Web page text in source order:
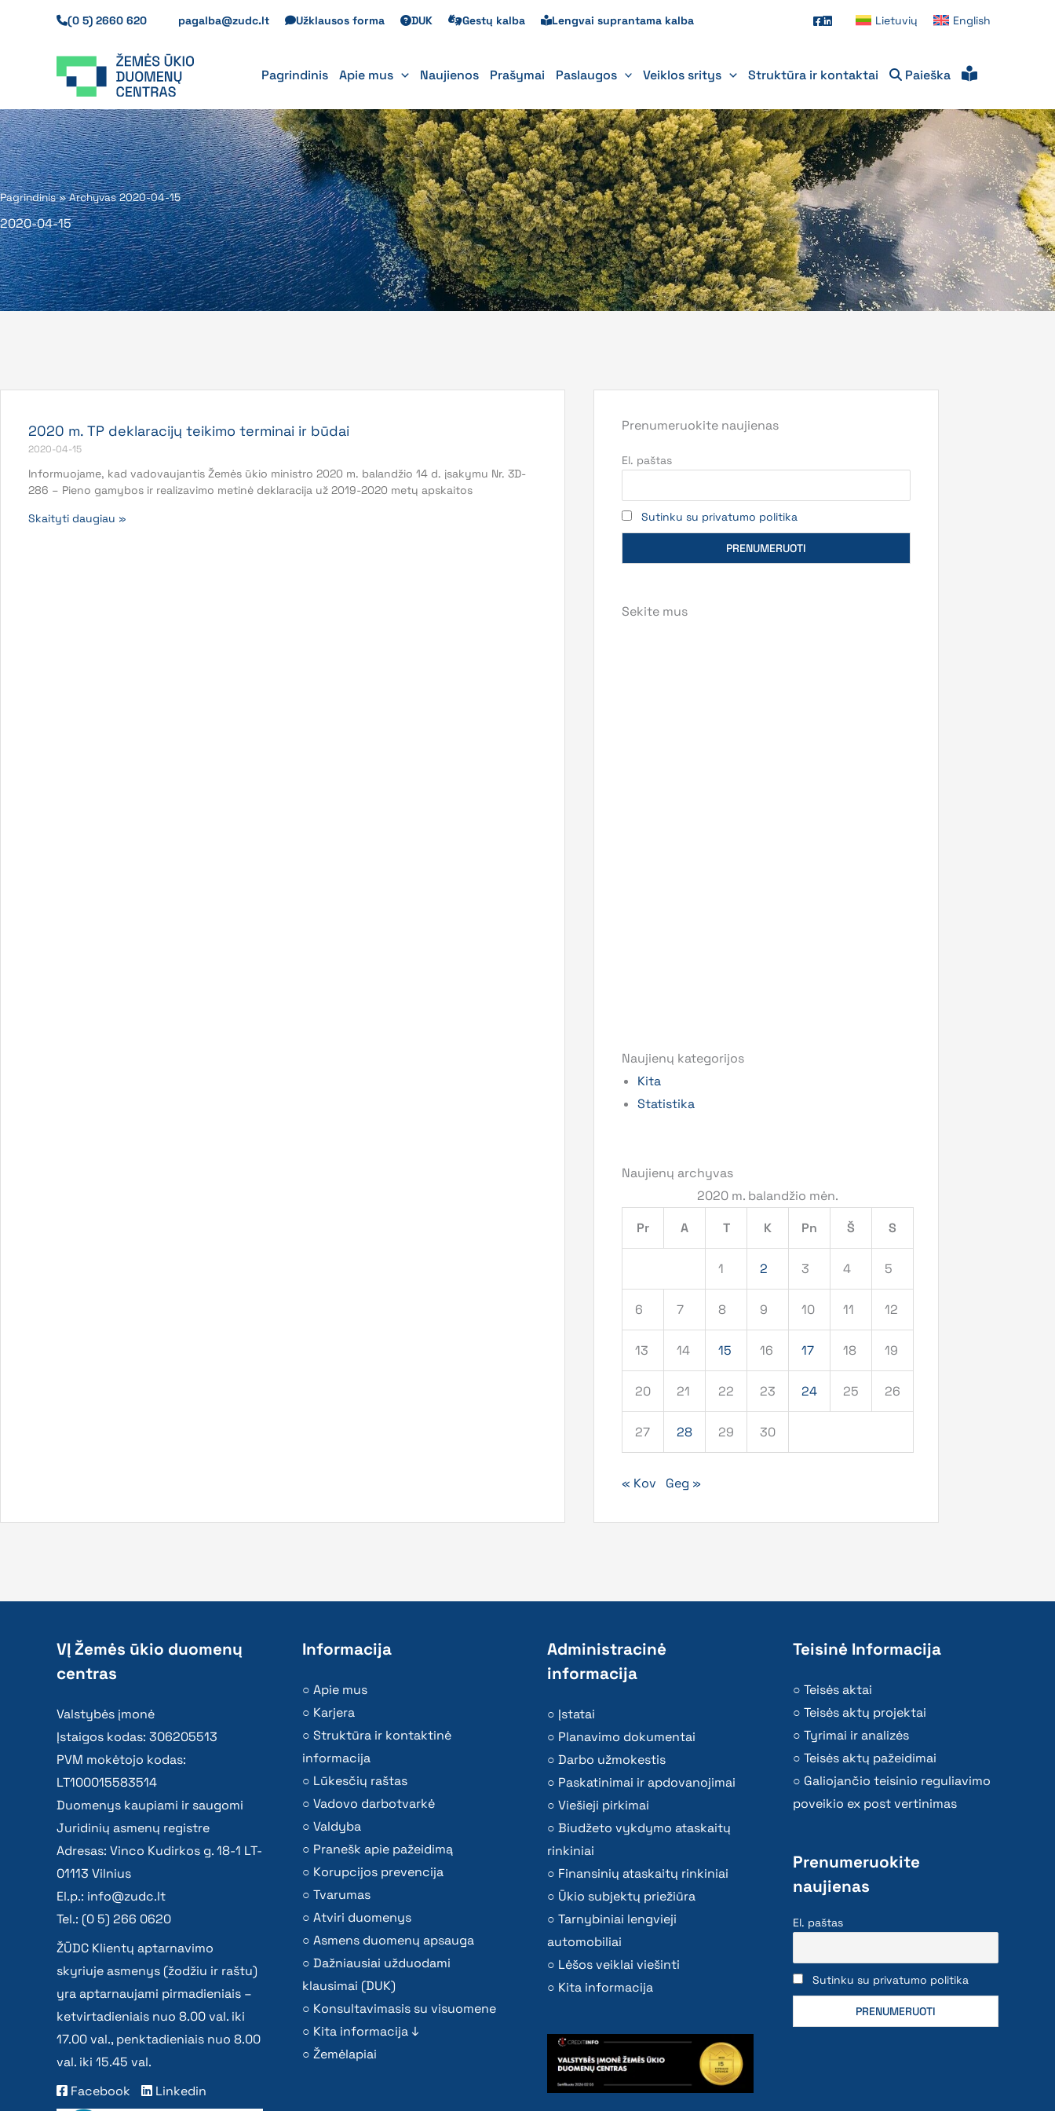
(0 5) 2660 620 pagalba@zudc.lt Užklausos forma DUK Gestų kalba Lengvai suprantama kalba Lietuvių English
Pagrindinis Apie mus Naujienos Prašymai Paslaugos Veiklos sritys Struktūra ir kontaktai Paieška
Pagrindinis»Archyvas 2020-04-15
2020-04-15
2020 m. TP deklaracijų teikimo terminai ir būdai
2020-04-15
Informuojame, kad vadovaujantis Žemės ūkio ministro 2020 m. balandžio 14 d. įsakymu Nr. 3D-
286 – Pieno gamybos ir realizavimo metinė deklaracija už 2019-2020 metų apskaitos
Skaityti daugiau »
Prenumeruokite naujienas
El. paštas
Sutinku su privatumo politika
Sekite mus
Naujienų kategorijos
Kita
Statistika
Naujienų archyvas
2020 m. balandžio mėn.
Pr
A T K Pn Š S
1 2 3 4 5
6 7 8 9 10 11 12
13 14 15 16 17 18 19
20 21 22 23 24 25 26
27 28 29 30
« Kov Geg »
VĮ Žemės ūkio duomenų
centras
Valstybės įmonė
Įstaigos kodas: 306205513
PVM mokėtojo kodas:
LT100015583514
Duomenys kaupiami ir saugomi
Juridinių asmenų registre
Adresas: Vinco Kudirkos g. 18-1 LT-
01113 Vilnius
El.p.: info@zudc.lt
Tel.: (0 5) 266 0620
ŽŪDC Klientų aptarnavimo
skyriuje asmenys (žodžiu ir raštu)
yra aptarnaujami pirmadieniais –
ketvirtadieniais nuo 8.00 val. iki
17.00 val., penktadieniais nuo 8.00
val. iki 15.45 val.
Facebook
Linkedin
Informacija
Apie mus
Karjera
Struktūra ir kontaktinė
informacija
Lūkesčių raštas
Vadovo darbotvarkė
Valdyba
Pranešk apie pažeidimą
Korupcijos prevencija
Tvarumas
Atviri duomenys
Asmens duomenų apsauga
Dažniausiai užduodami
klausimai (DUK)
Konsultavimasis su visuomene
Kita informacija ↓
Žemėlapiai
Administracinė
informacija
Įstatai
Planavimo dokumentai
Darbo užmokestis
Paskatinimai ir apdovanojimai
Viešieji pirkimai
Biudžeto vykdymo ataskaitų
rinkiniai
Finansinių ataskaitų rinkiniai
Ūkio subjektų priežiūra
Tarnybiniai lengvieji
automobiliai
Lėšos veiklai viešinti
Kita informacija
Teisinė Informacija
Teisės aktai
Teisės aktų projektai
Tyrimai ir analizės
Teisės aktų pažeidimai
Galiojančio teisinio reguliavimo
poveikio ex post vertinimas
Prenumeruokite
naujienas
El. paštas
Sutinku su privatumo politika